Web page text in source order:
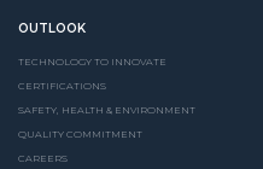
OUTLOOK
TECHNOLOGY TO INNOVATE
CERTIFICATIONS
SAFETY, HEALTH & ENVIRONMENT
QUALITY COMMITMENT
CAREERS